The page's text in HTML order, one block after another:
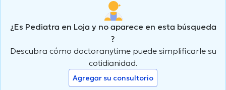
¿Es Pediatra en Loja y no aparece en esta búsqueda
?
Descubra cómo doctoranytime puede simplificarle su
cotidianidad.
Agregar su consultorio